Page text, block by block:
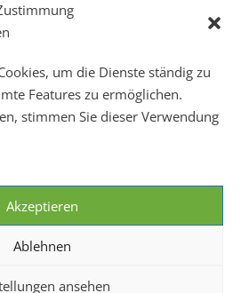
um die Dienste ständig zu
Features zu ermöglichen.
stimmen Sie dieser Verwendung
Akzeptieren
Ablehnen
ansehen